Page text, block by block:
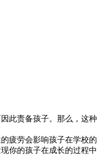
此责备孩子。那么，这种
疲劳会影响孩子在学校的
你的孩子在成长的过程中